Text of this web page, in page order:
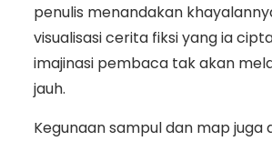
penulis menandakan
visualisasi cerita fiksi yang ia
imajinasi pembaca tak akan
jauh.
Kegunaan sampul dan map juga